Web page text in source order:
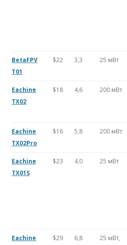
BetaFPV
T01
$22 3,3 25 мВт
Eachine
TX02
$18 4,6 200 мВт
Eachine
TX02Pro
$16 5,8 200 мВт
Eachine
TX01S
$23 4,0 25 мВт
Eachine
$29 6,8
25 мВт,